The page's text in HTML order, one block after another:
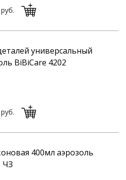
универсальный
BiBiCare 4202
400мл аэрозоль
ЧЗ